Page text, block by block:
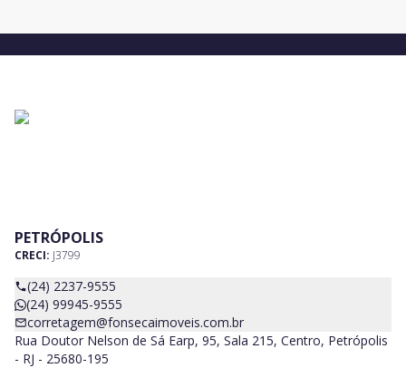
PETRÓPOLIS
CRECI: J3799
(24) 2237-9555
(24) 99945-9555
corretagem@fonsecaimoveis.com.br
Rua Doutor Nelson de Sá Earp, 95, Sala 215, Centro, Petrópolis
- RJ - 25680-195